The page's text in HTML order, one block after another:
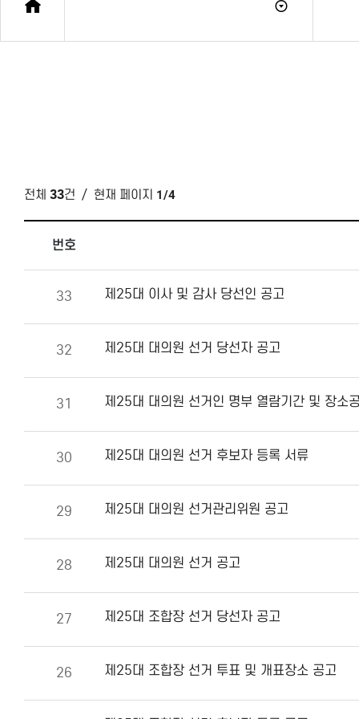
전체 33건 / 현재 페이지 1/4
번호
33 제25대 이사 및 감사 당선인 공고
32 제25대 대의원 선거 당선자 공고
31 제25대 대의원 선거인 명부 열람기간 및 장소
30 제25대 대의원 선거 후보자 등록 서류
29 제25대 대의원 선거관리위원 공고
28 제25대 대의원 선거 공고
27 제25대 조합장 선거 당선자 공고
26 제25대 조합장 선거 투표 및 개표장소 공고